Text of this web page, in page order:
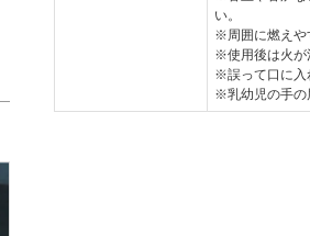
い。
※周囲に燃えや
※使用後は火が
※誤って口に入
※乳幼児の手の